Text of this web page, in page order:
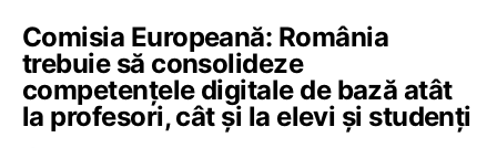
Comisia Europeană: România
trebuie să consolideze
competențele digitale de bază atât
la profesori, cât și la elevi și studenți